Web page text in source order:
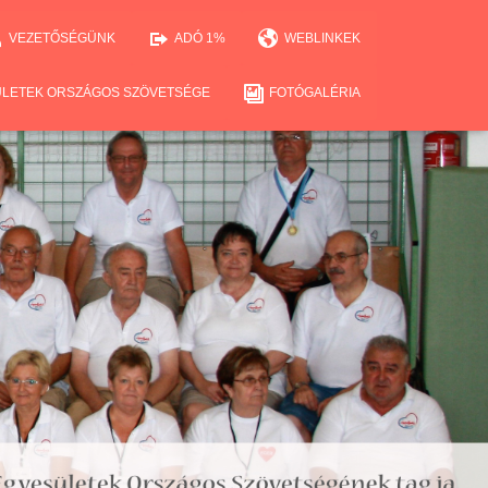
VEZETŐSÉGÜNK ADÓ 1% WEBLINKEK
ORSZÁGOS SZÖVETSÉGE FOTÓGALÉRIA